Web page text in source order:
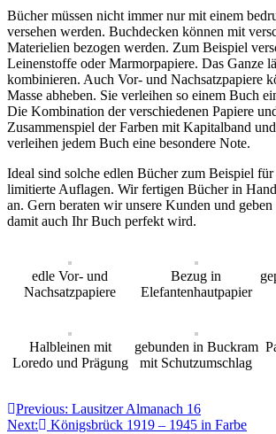
Bücher müssen nicht immer nur mit einem
versehen werden. Buchdecken können mit
Materielien bezogen werden. Zum Beispiel
Leinenstoffe oder Marmorpapiere. Das Ganze
kombinieren. Auch Vor- und Nachsatzpapiere
Masse abheben. Sie verleihen so einem Buch
Die Kombination der verschiedenen Papiere
Zusammenspiel der Farben mit Kapitalband
verleihen jedem Buch eine besondere Note.
Ideal sind solche edlen Bücher zum Beispiel
limitierte Auflagen. Wir fertigen Bücher in
an. Gern beraten wir unsere Kunden und
damit auch Ihr Buch perfekt wird.
edle Vor- und
Nachsatzpapiere
Bezug in
Elefantenhautpapier
Halbleinen mit
Loredo und Prägung
gebunden in Buckram
mit Schutzumschlag
Beitragsnavigation
Previous: Lausitzer Almanach 16
Next:
Königsbrück 1919 – 1945 in Farbe